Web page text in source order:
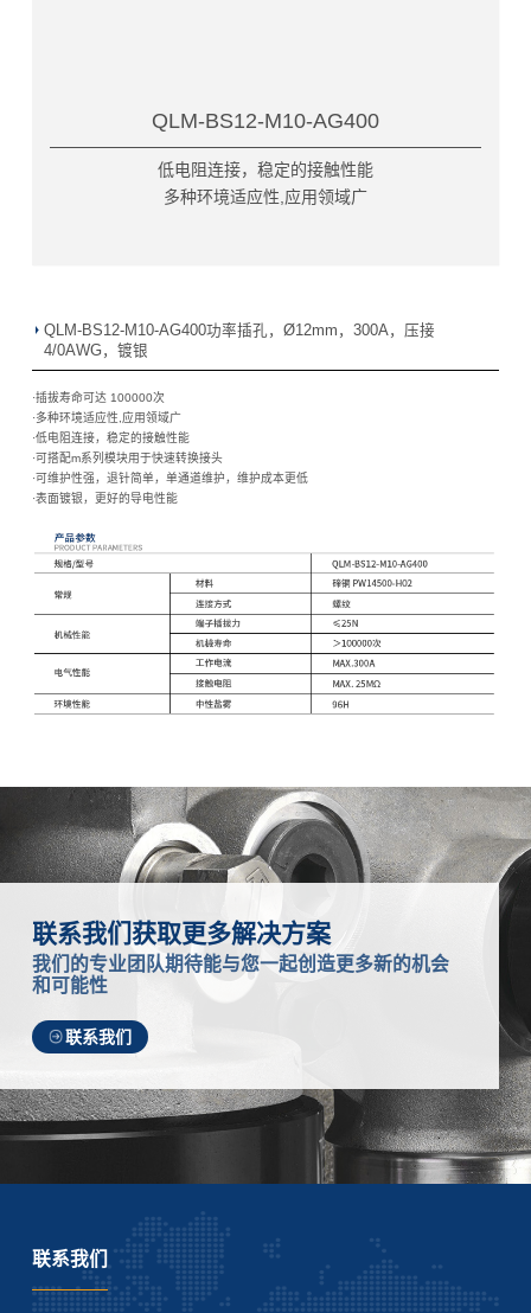
QLM-BS12-M10-AG400
低电阻连接，稳定的接触性能
多种环境适应性,应用领域广
QLM-BS12-M10-AG400功率插孔，Ø12mm，300A，压接
4/0AWG，镀银
·插拔寿命可达 100000次
·多种环境适应性,应用领域广
·低电阻连接，稳定的接触性能
·可搭配m系列模块用于快速转换接头
·可维护性强，退针简单，单通道维护，维护成本更低
·表面镀银，更好的导电性能
联系我们获取更多解决方案
我们的专业团队期待能与您一起创造更多新的机会
和可能性
联系我们
联系我们